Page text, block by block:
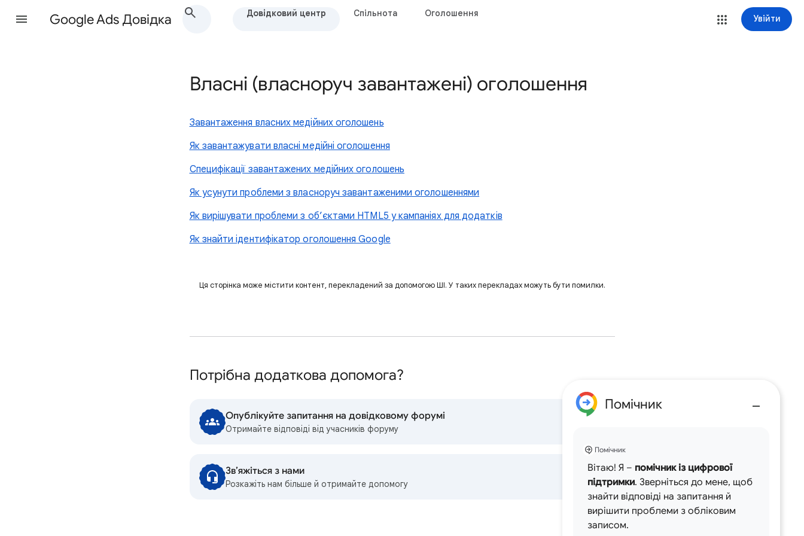
Google Ads Довідка Довідковий центр Спільнота Оголошення Увійти
Власні (власноруч завантажені) оголошення
Завантаження власних медійних оголошень
Як завантажувати власні медійні оголошення
Специфікації завантажених медійних оголошень
Як усунути проблеми з власноруч завантаженими оголошеннями
Як вирішувати проблеми з об’єктами HTML5 у кампаніях для додатків
Як знайти ідентифікатор оголошення Google
Ця сторінка може містити контент, перекладений за допомогою ШІ. У таких перекладах можуть бути помилки.
Потрібна додаткова допомога?
Опублікуйте запитання на довідковому форумі
Отримайте відповіді від учасників форуму
Зв’яжіться з нами
Розкажіть нам більше й отримайте допомогу
Помічник
Помічник
Вітаю! Я – помічник із цифрової
підтримки. Зверніться до мене, щоб
знайти відповіді на запитання й
вирішити проблеми з обліковим
записом.